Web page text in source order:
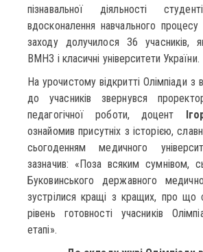
пізнавальної діяльності
вдосконалення навчального
заходу долучилося 36 учасників,
ВМНЗ і класичні університети України.
На урочистому відкритті Олімпіади з
до учасників звернувся
педагогічної роботи, доцент
ознайомив присутніх з історією,
сьогоденням медичного
зазначив: «Поза всяким сумнівом,
Буковинського державного
зустрілися кращі з кращих, про що
рівень готовності учасників
етапі».